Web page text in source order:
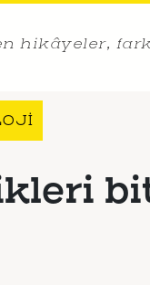
hikâyeler,